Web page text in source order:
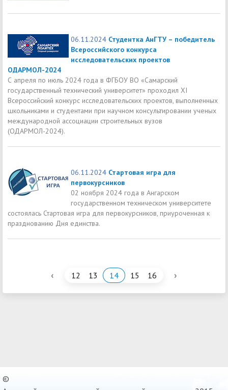
06.11.2024 Студентка АнГТУ – победитель
Всероссийского конкурса
исследовательских проектов
ОДАРМОЛ-2024
С апреля по июль 2024 года в ФГБОУ ВО «Самарский
государственный технический университет» проходил XI
Всероссийский конкурс исследовательских проектов, выполненных
школьниками и студентами при научном консультировании ученых
международной ассоциации строительных вузов
(ОДАРМОЛ-2024).
06.11.2024 Стартовая игра для
первокурсников
02 ноября 2024 года в Ангарском
государственном техническом университете
состоялась Стартовая игра для первокурсников, приуроченная к
празднованию Дня единства.
‹ 12 13 14 15 16 ›
©